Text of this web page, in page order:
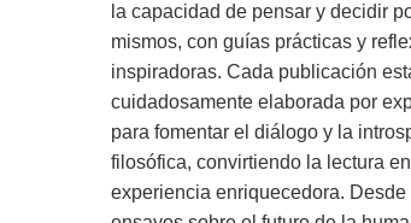
la capacidad de pensar y decidir
mismos, con guías prácticas y
inspiradoras. Cada publicación
cuidadosamente elaborada por
para fomentar el diálogo y la
filosófica, convirtiendo la lectura
experiencia enriquecedora. Desde